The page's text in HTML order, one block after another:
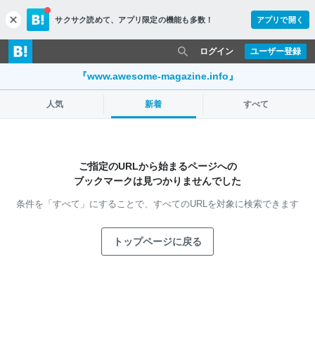
c
l
o
s
サクサク読めて、 アプリ限定の機能も多数！ アプリで開く
ユーザー登録
ログイン
『www.awesome-magazine.info』
人気 新着 すべて
ご指定のURLから始まるページへの
ブックマークは見つかりませんでした
条件を「すべて」にすることで、 すべてのURLを対象に検索できます
トップページに戻る